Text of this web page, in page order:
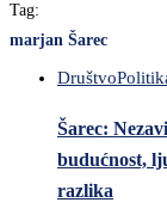
Tag:
marjan Šarec
Društvo
Šarec:
budućnost,
razlika